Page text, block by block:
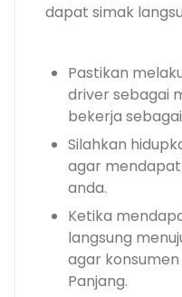
dapat simak
Pastikan
driver sebagai
bekerja
Silahkan
agar
anda.
Ketika
langsung
agar
Panjang.